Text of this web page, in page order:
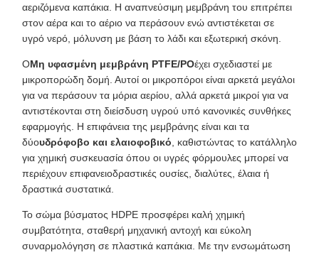
αεριζόμενα καπάκια. Η αναπνεύσιμη μεμβράνη του επιτρέπει
στον αέρα και το αέριο να περάσουν ενώ αντιστέκεται σε
υγρό νερό, μόλυνση με βάση το λάδι και εξωτερική σκόνη.
ΟΜη υφασμένη μεμβράνη PTFE/POέχει σχεδιαστεί με
μικροπορώδη δομή. Αυτοί οι μικροπόροι είναι αρκετά μεγάλοι
για να περάσουν τα μόρια αερίου, αλλά αρκετά μικροί για να
αντιστέκονται στη διείσδυση υγρού υπό κανονικές συνθήκες
εφαρμογής. Η επιφάνεια της μεμβράνης είναι και τα
δύουδρόφοβο και ελαιοφοβικό, καθιστώντας το κατάλληλο
για χημική συσκευασία όπου οι υγρές φόρμουλες μπορεί να
περιέχουν επιφανειοδραστικές ουσίες, διαλύτες, έλαια ή
δραστικά συστατικά.
Το σώμα βύσματος HDPE προσφέρει καλή χημική
συμβατότητα, σταθερή μηχανική αντοχή και εύκολη
συναρμολόγηση σε πλαστικά καπάκια. Με την ενσωμάτωση